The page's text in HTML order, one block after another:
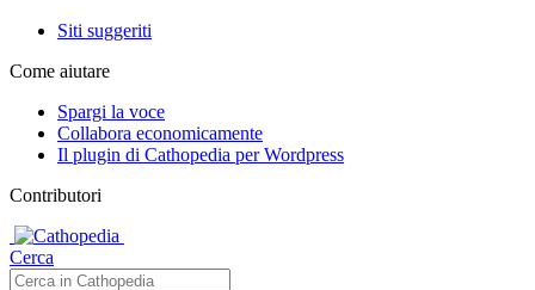
Siti suggeriti
Come aiutare
Spargi la voce
Collabora economicamente
Il plugin di Cathopedia per Wordpress
Contributori
Cerca